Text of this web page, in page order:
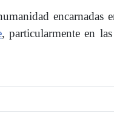
encarnadas
, particularmente en